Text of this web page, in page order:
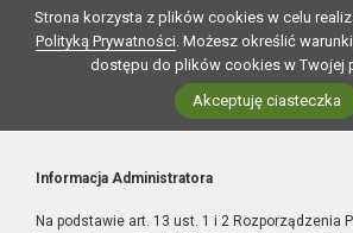
Strona korzysta z plików cookies w celu
Polityką Prywatności. Możesz określić
dostępu do plików cookies w Twojej
Akceptuję ciasteczka
Informacja Administratora
Na podstawie art. 13 ust. 1 i 2 Rozporządzenia